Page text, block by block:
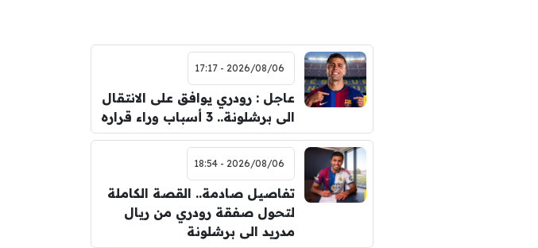
2026/08/06 - 17:17
عاجل : رودري يوافق على الانتقال
الى برشلونة.. 3 أسباب وراء قراره
2026/08/06 - 18:54
تفاصيل صادمة.. القصة الكاملة
لتحول صفقة رودري من ريال
مدريد الى برشلونة